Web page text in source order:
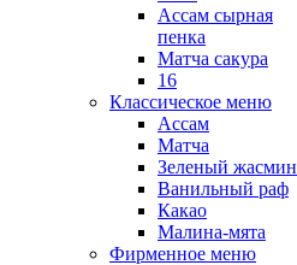
Ассам сырная
пенка
Матча сакура
16
Классическое меню
Ассам
Матча
Зеленый жасмин
Ванильный раф
Какао
Малина-мята
Фирменное меню